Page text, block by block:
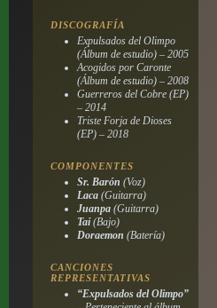
DISCOGRAFÍA
Expulsados del Olimpo
(Álbum de estudio) – 2005
Acogidos por Caronte
(Álbum de estudio) – 2008
Guerreros del Cobre(EP)
– 2014
Triste Forja de Dioses
(EP) – 2018
COMPONENTES
Sr. Barón (Voz)
Laca(Guitarra)
Juanpa(Guitarra)
Tai(Bajo)
Doraemon (Batería)
CANCIONES
REPRESENTATIVAS
“Expulsados del Olimpo”